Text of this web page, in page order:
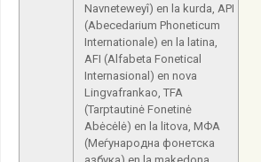
Navneteweyî) en la kurda, API
(Abecedarium Phoneticum
Internationale) en la latina,
AFI (Alfabeta Fonetical
Internasional) en nova
Lingvafrankao, TFA
(Tarptautinė Fonetinė
Abėcėlė) en la litova, МФА
(Меѓународна фонетска